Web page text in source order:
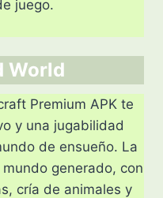
juego.
World
Premium APK te
y una jugabilidad
de ensueño. La
generado, con
cría de animales y